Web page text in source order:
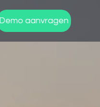
Demo aanvragen